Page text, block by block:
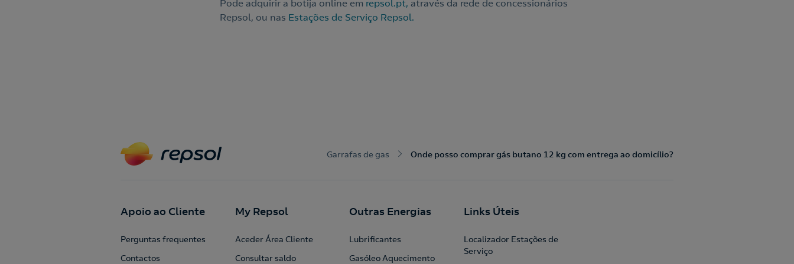
Pode adquirir a botija online em repsol.pt, através da rede de concessionários
Repsol, ou nas Estações de Serviço Repsol.
Garrafas de gas Onde posso comprar gás butano 12 kg com entrega ao domicílio?
Apoio ao Cliente
Perguntas frequentes
Contactos
My Repsol
Aceder Área Cliente
Consultar saldo
Outras Energias
Lubrificantes
Gasóleo Aquecimento
Links Úteis
Localizador Estações de
Serviço